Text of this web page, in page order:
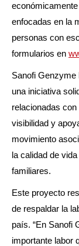
enfocadas en la
personas con
formularios en
Sanofi Genzyme
una iniciativa
relacionadas
visibilidad y
movimiento
la calidad de
familiares.
Este proyecto
de respaldar la
país. “En Sanofi
importante labor